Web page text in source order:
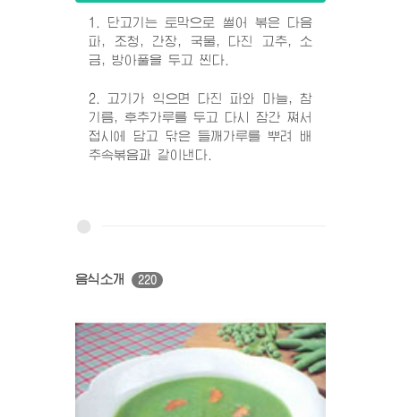
1. 단고기는 토막으로 썰어 볶은 다음
파, 조청, 간장, 국물, 다진 고추, 소
금, 방아풀을 두고 찐다.
2. 고기가 익으면 다진 파와 마늘, 참
기름, 후추가루를 두고 다시 잠간 쪄서
접시에 담고 닦은 들깨가루를 뿌려 배
추속볶음과 같이낸다.
음식소개 220